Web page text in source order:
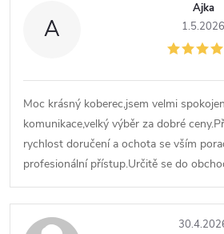
A
Ajka
1.5.2026
Moc krásný koberec,jsem velmi
komunikace,velký výběr za dobré
rychlost doručení a ochota se vším
profesionální přístup.Určitě se do